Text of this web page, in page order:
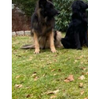
Jagdverhalten
von
Kirsten
B.